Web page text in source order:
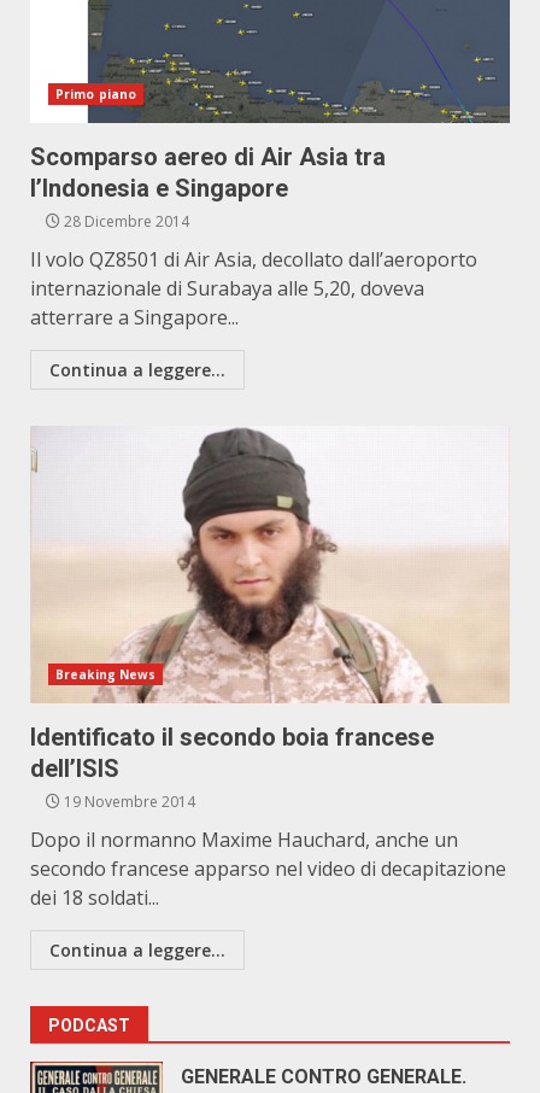
Primo piano
Scomparso aereo di Air Asia tra
l’Indonesia e Singapore
28 Dicembre 2014
Il volo QZ8501 di Air Asia, decollato dall’aeroporto
internazionale di Surabaya alle 5,20, doveva
atterrare a Singapore...
Continua a leggere...
Breaking News
Identificato il secondo boia francese
dell’ISIS
19 Novembre 2014
Dopo il normanno Maxime Hauchard, anche un
secondo francese apparso nel video di decapitazione
dei 18 soldati...
Continua a leggere...
PODCAST
GENERALE CONTRO GENERALE.